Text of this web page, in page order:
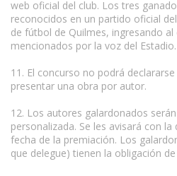
web oficial del club. Los tres
reconocidos en un partido oficial
de fútbol de Quilmes, ingresando
mencionados por la voz del Estadio.
11. El concurso no podrá
presentar una obra por autor.
12. Los autores galardonados
personalizada. Se les avisará con
fecha de la premiación. Los
que delegue) tienen la obligación